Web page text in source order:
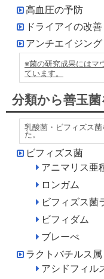
高血圧の予防
ドライアイの改善
アンチエイジン
※菌の研究成果にはマ
ています。
分類から善玉
乳酸菌・ビフィズス
た。
ビフィズス菌
アニマリス亜
ロンガム
ビフィズス菌
ビフィダム
ブレーべ
ラクトバチルス属
アシドフィル